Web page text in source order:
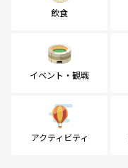
飲食
イベント・観戦
アクティビティ